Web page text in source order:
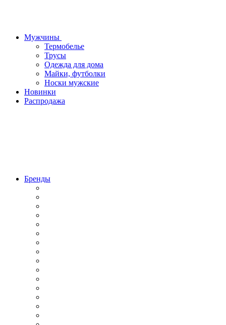
Мужчины
Термобелье
Трусы
Одежда для дома
Майки, футболки
Носки мужские
Новинки
Распродажа
Бренды